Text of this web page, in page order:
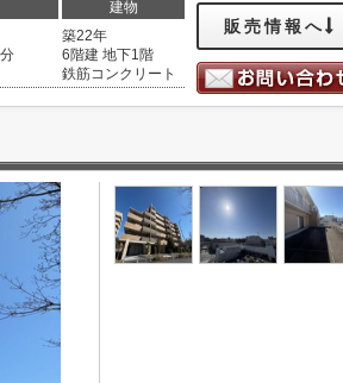
建物
築22年
6階建 地下1階
鉄筋コンクリート
販売情報へ